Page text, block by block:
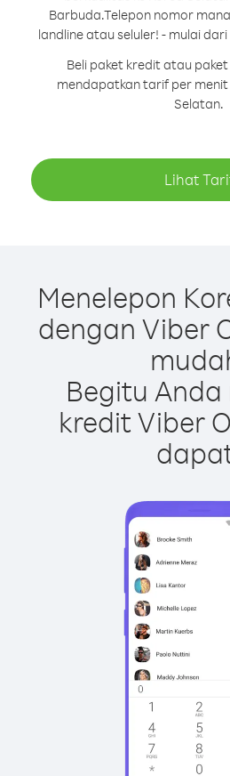
Barbuda.Telepon nomor
landline atau seluler! - mulai
Beli paket kredit atau
mendapatkan tarif per
Selatan.
Lihat
Menelepon
dengan Viber
Begitu
kredit Viber